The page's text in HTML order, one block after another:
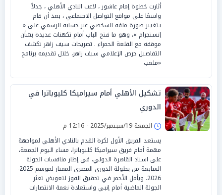
أثارت خطوة إمام عاشور ، لاعب النادي الأهلي ، جدلاً
واسعًا على مواقع التواصل الاجتماعي ، بعد أن قام
بتغيير صورة ملفه الشخصي عبر حسابه الرسمي على «
إنستجرام »، وهو ما فتح الباب أمام تكهنات عديدة بشأن
موقفه مع القلعة الحمراء . تصريحات سيف زاهر تكشف
التفاصيل حرص الإعلامي سيف زاهر، خلال تقديمه برنامج
«ملعب
تشكيل الأهلي أمام سيراميكا كليوباترا في
الدوري
الجمعة 19/سبتمبر/2025 - 12:16 م
يستعد الفريق الأول لكرة القدم بالنادي الأهلي لمواجهة
مهمة أمام فريق سيراميكا كليوباترا، مساء اليوم الجمعة،
على استاد القاهرة الدولي، في إطار منافسات الجولة
السابعة من بطولة الدوري المصري الممتاز لموسم 2025-
2026. ويأمل الأحمر في تحقيق الفوز لتعويض تعثر
الجولة الماضية أمام إنبي واستعادة نغمة الانتصارات